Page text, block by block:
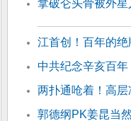
拿破仑头骨被外
江首创！百年的绝
中共纪念辛亥百年
两扑通呛着！高
郭德纲PK姜昆当